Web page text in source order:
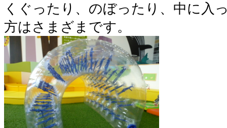
くぐったり、のぼったり、中に入
方はさまざまです。